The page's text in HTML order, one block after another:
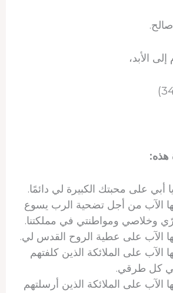
الأبد،
هذه:
أبي على محبتك الكبيرة لي دائمًا.
الآب من أجل تضحية الرب يسوع
وخلاصي ومواطنتي في مملكتنا.
الآب على عطية الروح القدس لي.
الآب على الملائكة الذين كلفتهم
كل طرقي.
الآب على الملائكة الذين أرسلتهم